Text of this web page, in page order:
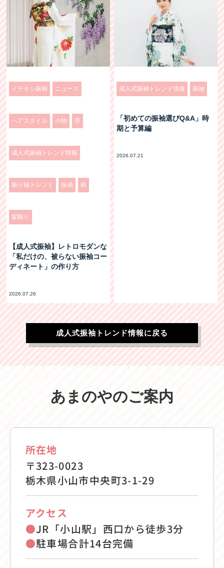
イチオシ振袖 ニュース
へアスタイル 小物 帯
成人式振袖トレンド情報
振り袖トレンド 振袖 柄
髪飾り
【成人式振袖】レトロモダンな
「私だけの、被らない振袖コー
ディネート」の作り方
2026.07.26
成人式振袖トレンド情報 振袖
「初めての振袖選びQ&A」時
期と予算編
2026.07.21
成人式振袖トレンド情報に戻る
あまのやのご案内
所在地
〒323-0023
栃木県小山市中央町3-1-29
アクセス
●JR「小山駅」西口から徒歩3分
●駐車場合計14台完備